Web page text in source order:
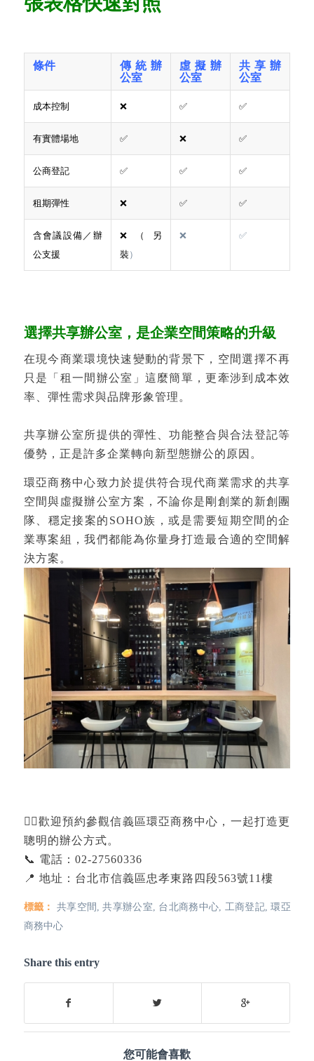
條件
傳統辦
公室
虛擬辦
公室
共享辦
公室
成本控制 ❌ ✅ ✅
有實體場地 ✅ ❌ ✅
公商登記 ✅ ✅ ✅
租期彈性 ❌ ✅ ✅
含會議設備／辦
公支援
❌（另
裝）
❌ ✅
選擇共享辦公室，是企業空間策略的升級
在現今商業環境快速變動的背景下，空間選擇不再
只是「租一間辦公室」這麼簡單，更牽涉到成本效
率、彈性需求與品牌形象管理。
共享辦公室所提供的彈性、功能整合與合法登記等
優勢，正是許多企業轉向新型態辦公的原因。
環亞商務中心致力於提供符合現代商業需求的共享
空間與虛擬辦公室方案，不論你是剛創業的新創團
隊、穩定接案的SOHO族，或是需要短期空間的企
業專案組，我們都能為你量身打造最合適的空間解
決方案。
💁‍♀️歡迎預約參觀信義區環亞商務中心，一起打造更
聰明的辦公方式。
📞 電話：02-27560336
📍 地址：台北市信義區忠孝東路四段563號11樓
標籤： 共享空間 ,共享辦公室 台北商務中心 工商登記,環亞
商務中心
Share this entry
您可能會喜歡